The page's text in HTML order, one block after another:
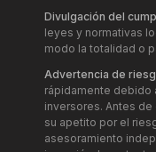
Divulgación del
leyes y normativas
modo la totalidad o
Advertencia de
rápidamente debido
inversores. Antes
su apetito por el
asesoramiento